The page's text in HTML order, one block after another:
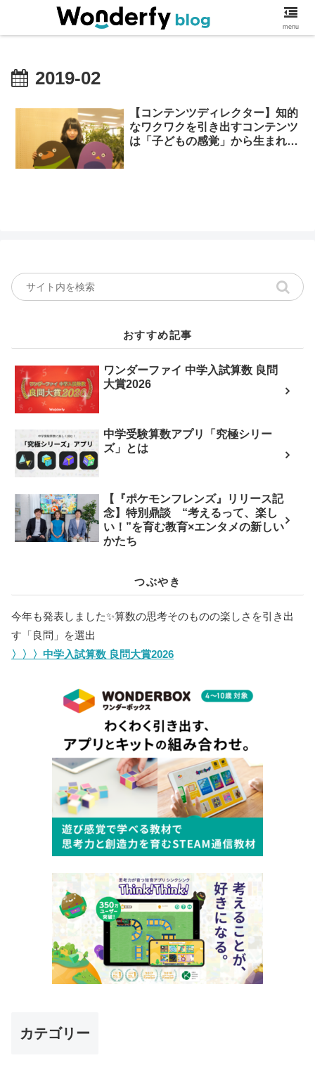
ワンダーファイブログ
2019-02
【コンテンツディレクター】知的
なワクワクを引き出すコンテンツ
は「子どもの感覚」から生まれる
おすすめ記事
ワンダーファイ 中学入試算数 良問
大賞2026
中学受験算数アプリ「究極シリー
ズ」とは
【『ポケモンフレンズ』リリース記
念】特別鼎談 “考えるって、楽し
い！”を育む教育×エンタメの新しい
かたち
つぶやき
今年も発表しました✨️算数の思考そのものの楽しさを引き出
す「良問」を選出
〉〉〉中学入試算数 良問大賞2026
カテゴリー
menu